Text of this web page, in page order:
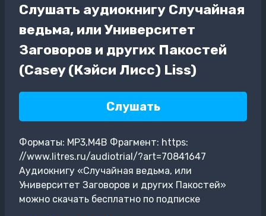
Слушать аудиокнигу Случайная
ведьма, или Университет
Заговоров и других Пакостей
(Casey (Кэйси Лисс) Liss)
Слушать
Форматы: MP3,M4B Фрагмент: https:
//www.litres.ru/audiotrial/?art=70841647
Аудиокнигу «Случайная ведьма, или
Университет Заговоров и других Пакостей»
можно скачать бесплатно по подписке